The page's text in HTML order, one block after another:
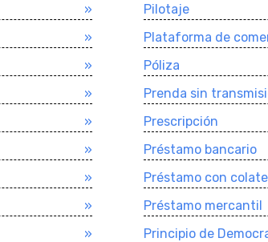
»
»
»
»
»
»
»
»
»
Pilotaje
Plataforma de
Póliza
Prenda sin
Prescripción
Préstamo bancario
Préstamo con
Préstamo mercantil
Principio de